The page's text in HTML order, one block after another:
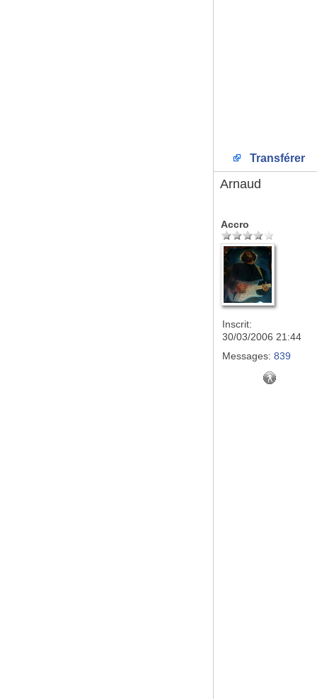
Transférer
Arnaud
Accro
Inscrit:
30/03/2006 21:44
Messages: 839